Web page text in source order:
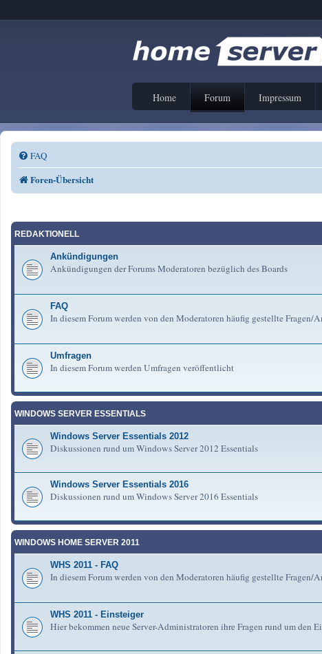
Home Forum Impressum
FAQ
Foren-Übersicht
REDAKTIONELL
Ankündigungen
Ankündigungen der Forums Moderatoren bezüglich des Boards
FAQ
In diesem Forum werden von den Moderatoren häufig gestellte Fragen/
Umfragen
In diesem Forum werden Umfragen veröffentlicht
WINDOWS SERVER ESSENTIALS
Windows Server Essentials 2012
Diskussionen rund um Windows Server 2012 Essentials
Windows Server Essentials 2016
Diskussionen rund um Windows Server 2016 Essentials
WINDOWS HOME SERVER 2011
WHS 2011 - FAQ
In diesem Forum werden von den Moderatoren häufig gestellte Fragen/
WHS 2011 - Einsteiger
Hier bekommen neue Server-Administratoren ihre Fragen rund um den